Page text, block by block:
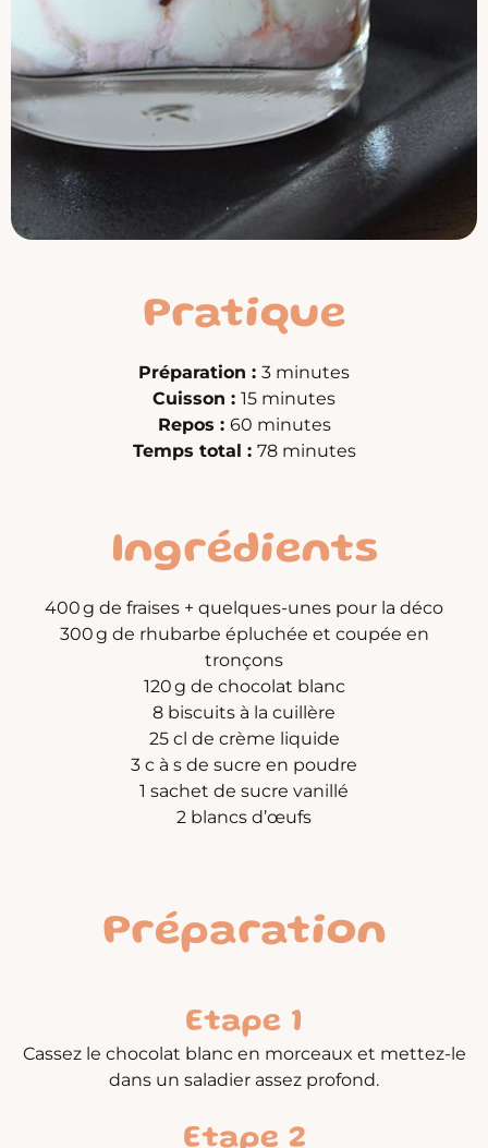
Pratique
Préparation : 3 minutes
Cuisson : 15 minutes
Repos : 60 minutes
Temps total : 78 minutes
Ingrédients
400 g de fraises + quelques-unes pour la déco
300 g de rhubarbe épluchée et coupée en
tronçons
120 g de chocolat blanc
8 biscuits à la cuillère
25 cl de crème liquide
3 c à s de sucre en poudre
1 sachet de sucre vanillé
2 blancs d’œufs
Préparation
Etape 1
Cassez le chocolat blanc en morceaux et mettez-le
dans un saladier assez profond.
Etape 2